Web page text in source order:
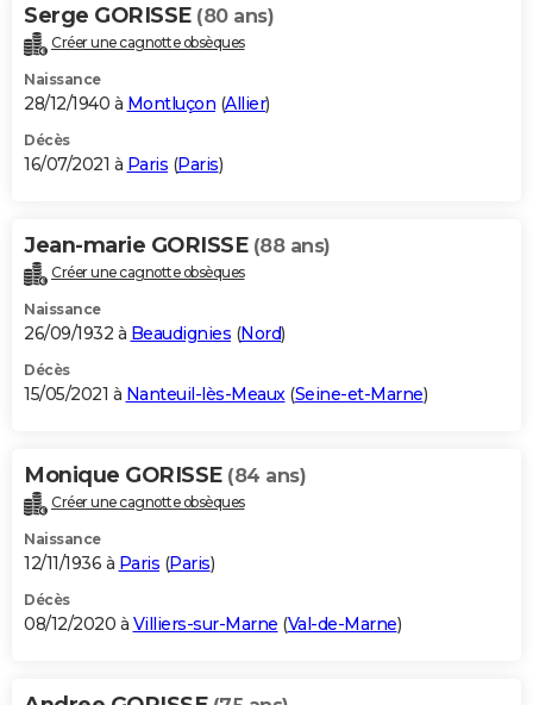
Serge GORISSE (80 ans)
Créer une cagnotte obsèques
Naissance
28/12/1940 à Montluçon (Allier)
Décès
16/07/2021 à Paris (Paris)
Jean-marie GORISSE (88 ans)
Créer une cagnotte obsèques
Naissance
26/09/1932 à Beaudignies (Nord)
Décès
15/05/2021 à Nanteuil-lès-Meaux(Seine-et-Marne)
Monique GORISSE (84 ans)
Créer une cagnotte obsèques
Naissance
12/11/1936 à Paris (Paris)
Décès
08/12/2020 à Villiers-sur-Marne (Val-de-Marne)